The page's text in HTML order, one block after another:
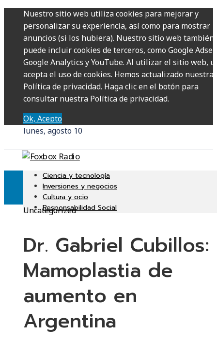
Nuestro sitio web utiliza cookies para mejorar y
personalizar su experiencia, así como para mostrar
anuncios (si los hubiera). Nuestro sitio web también
puede incluir cookies de terceros, como Google
Google Analytics y YouTube. Al utilizar el sitio web,
acepta el uso de cookies. Hemos actualizado nuestra
Política de privacidad. Haga clic en el botón para
consultar nuestra Política de privacidad.
Ok, Acepto
lunes, agosto 10
Ciencia y tecnología
Inversiones y negocios
Cultura y ocio
Responsabilidad Social
Uncategorized
Dr. Gabriel Cubillos:
Mamoplastia de
aumento en
Argentina